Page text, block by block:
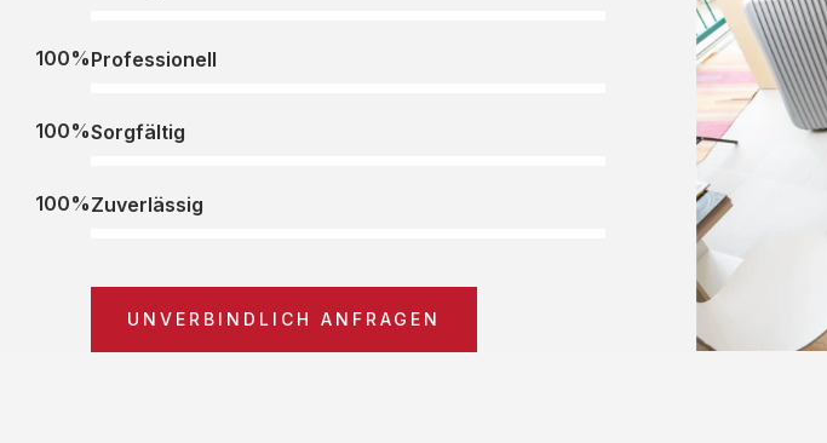
Professionell
100%
Sorgfältig
100%
Zuverlässig
100%
UNVERBINDLICH ANFRAGEN